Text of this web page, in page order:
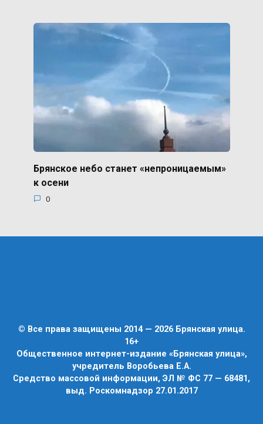
Брянское небо станет «непроницаемым»
к осени
0
© Все права защищены 2014 — 2026 Брянская улица.
16+
Общественное интернет-издание «Брянская улица»,
учредитель Воробьева Е.А.
Средство массовой информации, ЭЛ № ФС 77 — 68481,
выд. Роскомнадзор 27.01.2017